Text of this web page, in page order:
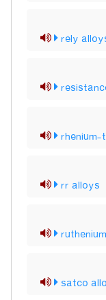
rely
rr alloys
satco